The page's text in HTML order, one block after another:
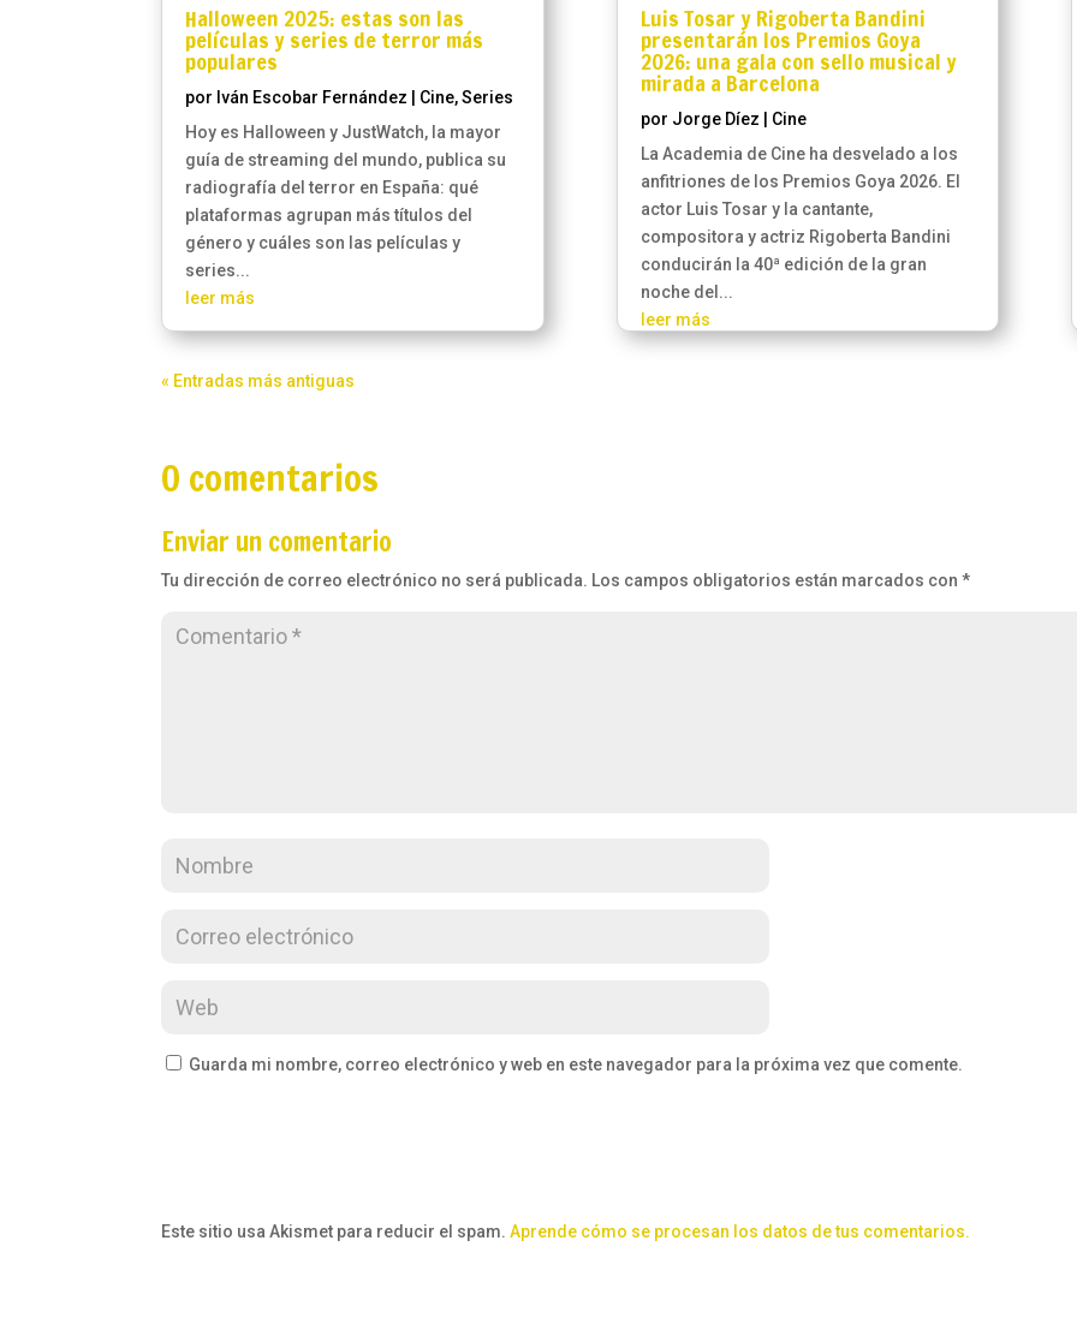
Halloween 2025: estas son las
películas y series de terror más
populares
por Iván Escobar Fernández Cine,Series
Hoy es Halloween y JustWatch, la mayor
guía de streaming del mundo, publica su
radiografía del terror en España: qué
plataformas agrupan más títulos del
género y cuáles son las películas y
series...
leer más
Luis Tosar y Rigoberta Bandini
presentarán los Premios Goya
2026: una gala con sello musical y
mirada a Barcelona
por Jorge Díez
Cine
La Academia de Cine ha desvelado a los
anfitriones de los Premios Goya 2026. El
actor Luis Tosar y la cantante,
compositora y actriz Rigoberta Bandini
conducirán la 40ª edición de la gran
noche del...
leer más
« Entradas más antiguas
0 comentarios
Enviar un comentario
Tu dirección de correo electrónico no será publicada. Los campos obligatorios están marcados con*
Guarda mi nombre, correo electrónico y web en este navegador para la próxima vez que comente.
Este sitio usa Akismet para reducir el spam.Aprende cómo se procesan los datos de tus comentarios.